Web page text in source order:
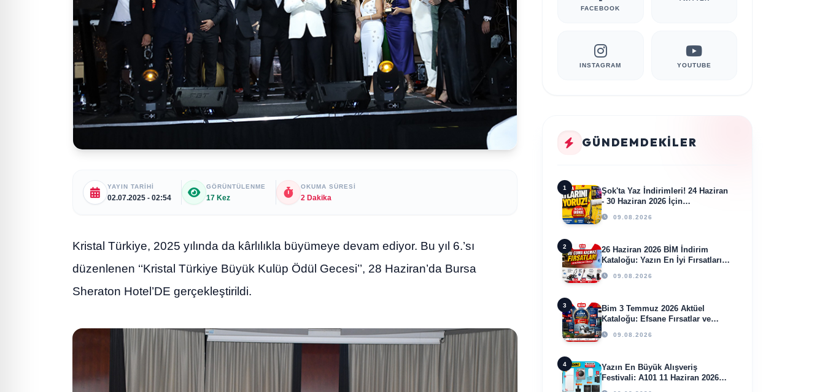
YAYIN TARIHI
02.07.2025 - 02:54
GÖRÜNTÜLENME
17 Kez
OKUMA SÜRESI
2 Dakika
Kristal Türkiye, 2025 yılında da kârlılıkla büyümeye devam ediyor. Bu yıl 6.’sı
düzenlenen ‘‘Kristal Türkiye Büyük Kulüp Ödül Gecesi’’, 28 Haziran’da Bursa
Sheraton Hotel’DE gerçekleştirildi.
FACEBOOK
INSTAGRAM YOUTUBE
GÜNDEMDEKILER
1
Şok'ta Yaz İndirimleri! 24 Haziran
- 30 Haziran 2026 İçin
Kaçırılmayacak Fırsatlar
09.08.2026
2
26 Haziran 2026 BİM İndirim
Kataloğu: Yazın En İyi Fırsatları
Burada!
09.08.2026
3
Bim 3 Temmuz 2026 Aktüel
Kataloğu: Efsane Fırsatlar ve
Kaçırılmayacak Ürünler Sizleri
Bekliyor!
09.08.2026
4
Yazın En Büyük Alışveriş
Festivali: A101 11 Haziran 2026
Aktüel Ürünler Kataloğu!